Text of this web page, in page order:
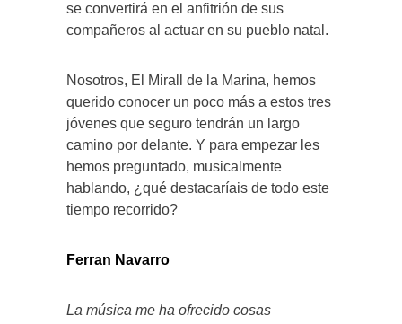
se convertirá en el anfitrión de sus
compañeros al actuar en su pueblo natal.
Nosotros, El Mirall de la Marina, hemos
querido conocer un poco más a estos tres
jóvenes que seguro tendrán un largo
camino por delante. Y para empezar les
hemos preguntado, musicalmente
hablando, ¿qué destacaríais de todo este
tiempo recorrido?
Ferran Navarro
La música me ha ofrecido cosas